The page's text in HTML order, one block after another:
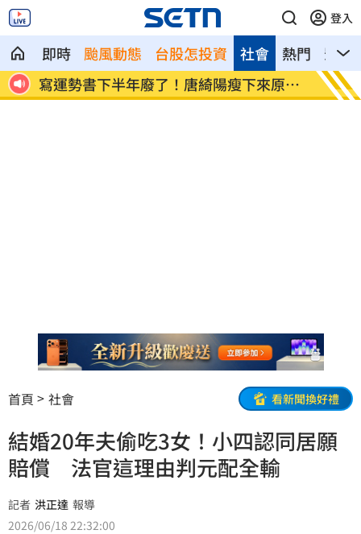
登入
即時 颱風動態 台股怎投資 熱門 影音
社會
因
蒙特婁網賽輸給黑馬 茲韋列夫大爆冷出
局
永慶
首頁 社會 看新聞換好禮
結婚20年夫偷吃3女！小四認同居願
賠償 法官這理由判元配全輸
記者 洪正達 報導
2026/06/18 22:32:00